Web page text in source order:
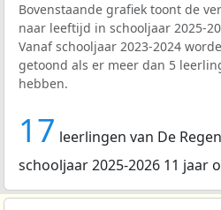
Bovenstaande grafiek toont de
naar leeftijd in schooljaar 2025-
Vanaf schooljaar 2023-2024
getoond als er meer dan 5
hebben.
17 leerlingen van De
schooljaar 2025-2026 11 jaar